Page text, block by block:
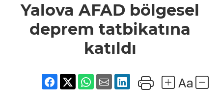
deprem
tatbikatına
Yalova AFAD bölgesel
deprem tatbikatına
katıldı